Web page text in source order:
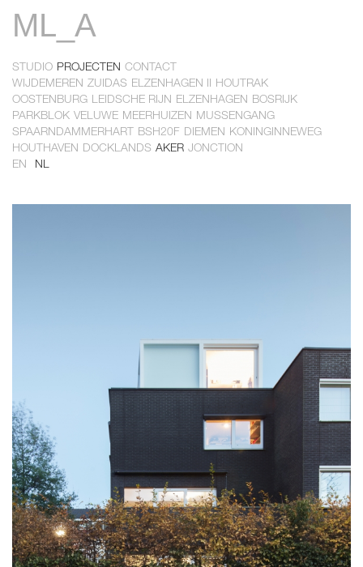
Overslaan
inhoud
gaan
ML_A
Primary
links
STUDIO PROJECTEN CONTACT
Primary
links
2
WIJDEMEREN ZUIDAS ELZENHAGEN II HOUTRAK
OOSTENBURG LEIDSCHE RIJN ELZENHAGEN BOSRIJK
PARKBLOK VELUWE MEERHUIZEN MUSSENGANG
SPAARNDAMMERHART
BSH20F DIEMEN KONINGINNEWEG
HOUTHAVEN DOCKLANDS AKER JONCTION
EN
NL